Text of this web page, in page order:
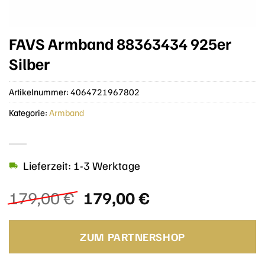
FAVS Armband 88363434 925er
Silber
179,00€ Ursprünglicher
Preis
war:
179,00 €
179,00€Aktueller
ist:
179,00 €.
Lieferzeit: 1-3 Werktage
ZUM PARTNERSHOP
Artikelnummer: 4064721967802
Kategorie: Armband